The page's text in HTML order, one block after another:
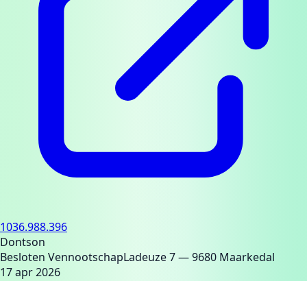
1036.988.396
Dontson
Besloten VennootschapLadeuze 7— 9680 Maarkedal
17 apr 2026